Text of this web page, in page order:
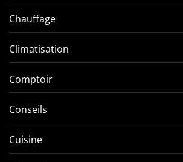
Chauffage
Climatisation
Comptoir
Conseils
Cuisine